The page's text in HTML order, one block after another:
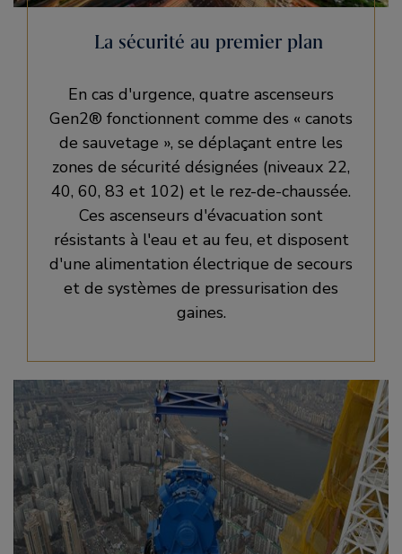
La sécurité au premier plan
En cas d'urgence, quatre ascenseurs
Gen2® fonctionnent comme des « canots
de sauvetage », se déplaçant entre les
zones de sécurité désignées (niveaux 22,
40, 60, 83 et 102) et le rez-de-chaussée.
Ces ascenseurs d'évacuation sont
résistants à l'eau et au feu, et disposent
d'une alimentation électrique de secours
et de systèmes de pressurisation des
gaines.